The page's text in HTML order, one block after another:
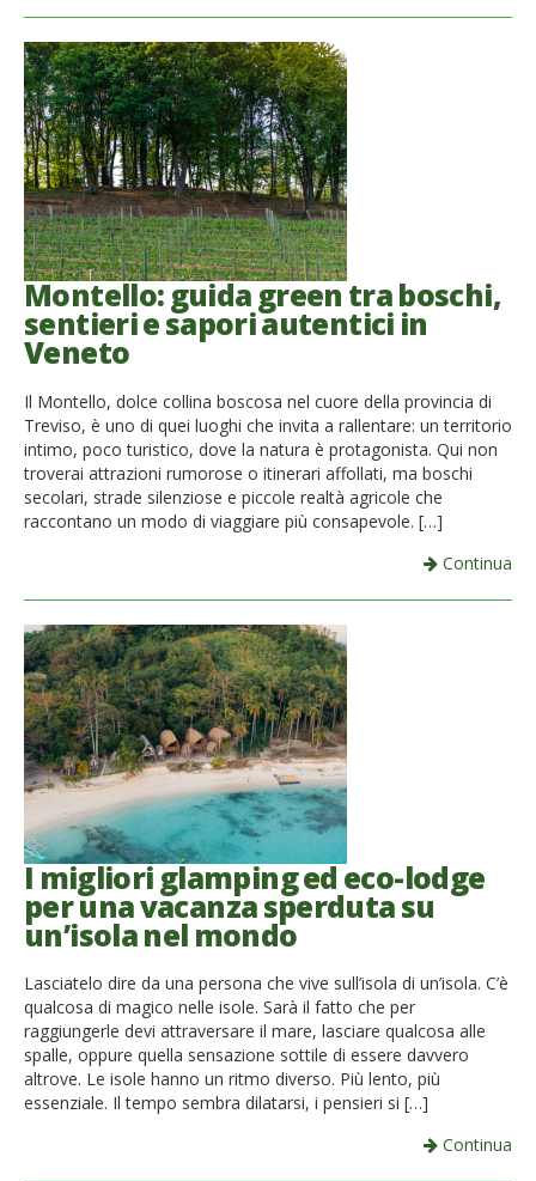
Montello: guida green tra boschi,
sentieri e sapori autentici in
Veneto
Il Montello, dolce collina boscosa nel cuore della provincia di
Treviso, è uno di quei luoghi che invita a rallentare: un territorio
intimo, poco turistico, dove la natura è protagonista. Qui non
troverai attrazioni rumorose o itinerari affollati, ma boschi
secolari, strade silenziose e piccole realtà agricole che
raccontano un modo di viaggiare più consapevole. […]
Continua
I migliori glamping ed eco-lodge
per una vacanza sperduta su
un’isola nel mondo
Lasciatelo dire da una persona che vive sull’isola di un’isola. C’è
qualcosa di magico nelle isole. Sarà il fatto che per
raggiungerle devi attraversare il mare, lasciare qualcosa alle
spalle, oppure quella sensazione sottile di essere davvero
altrove. Le isole hanno un ritmo diverso. Più lento, più
essenziale. Il tempo sembra dilatarsi, i pensieri si […]
Continua